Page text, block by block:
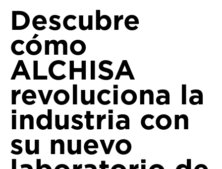
Descubre
cómo
ALCHISA
revoluciona la
industria con
su nuevo